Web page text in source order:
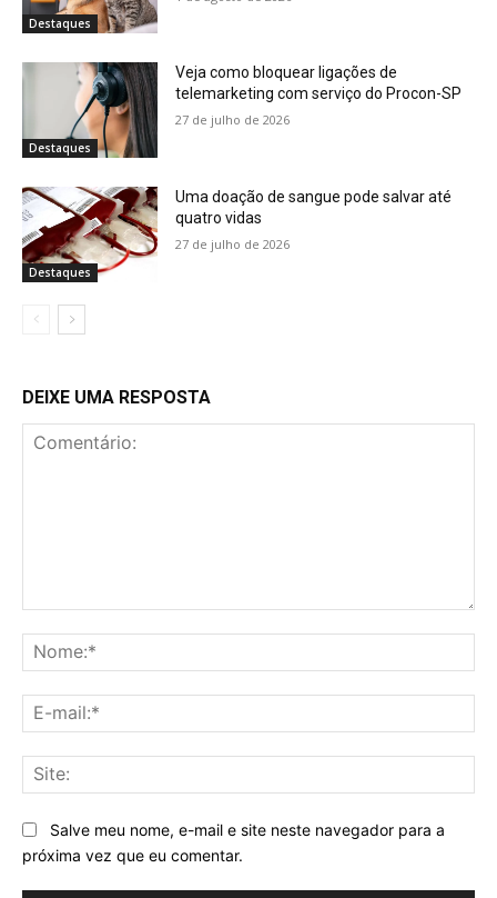
Destaques
Destaques
Veja como bloquear ligações de
telemarketing com serviço do Procon-SP
27 de julho de 2026
Destaques
Uma doação de sangue pode salvar até
quatro vidas
27 de julho de 2026
DEIXE UMA RESPOSTA
Salve meu nome, e-mail e site neste navegador para a
próxima vez que eu comentar.